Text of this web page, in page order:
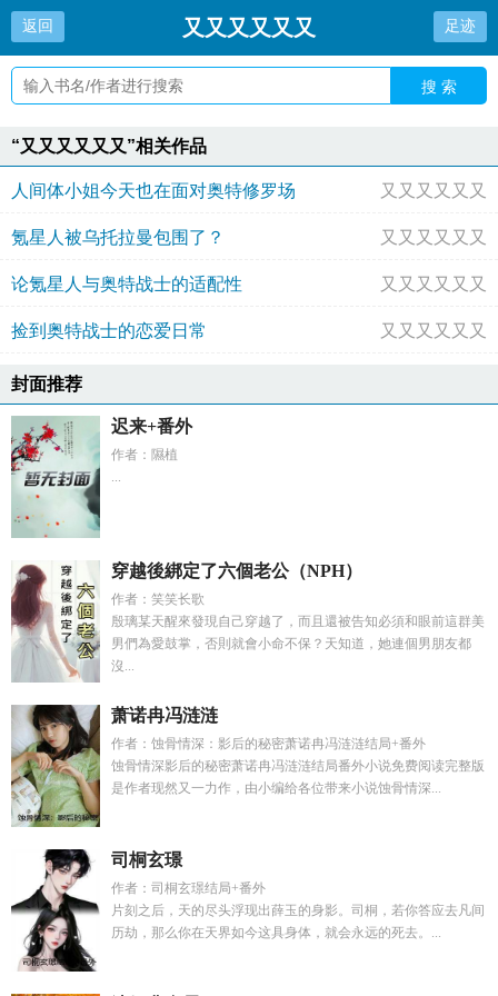
返回 又又又又又又 足迹
搜 索
“又又又又又又”相关作品
人间体小姐今天也在面对奥特修罗场 又又又又又又
氪星人被乌托拉曼包围了？ 又又又又又又
论氪星人与奥特战士的适配性 又又又又又又
捡到奥特战士的恋爱日常 又又又又又又
封面推荐
迟来+番外
作者：隰植
...
穿越後綁定了六個老公（NPH）
作者：笑笑长歌
殷璃某天醒來發現自己穿越了，而且還被告知必須和眼前這群美
男們為愛鼓掌，否則就會小命不保？天知道，她連個男朋友都
沒...
萧诺冉冯涟涟
作者：蚀骨情深：影后的秘密萧诺冉冯涟涟结局+番外
蚀骨情深影后的秘密萧诺冉冯涟涟结局番外小说免费阅读完整版
是作者现然又一力作，由小编给各位带来小说蚀骨情深...
司桐玄璟
作者：司桐玄璟结局+番外
片刻之后，天的尽头浮现出薛玉的身影。司桐，若你答应去凡间
历劫，那么你在天界如今这具身体，就会永远的死去。...